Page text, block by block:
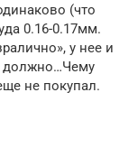
(что
0.16-0.17мм.
у нее и
должно…Чему
не покупал.